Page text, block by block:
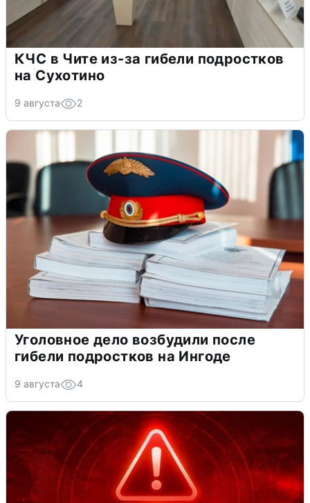
КЧС в Чите из-за гибели подростков
на Сухотино
9 августа 2
Уголовное дело возбудили после
гибели подростков на Ингоде
9 августа 4